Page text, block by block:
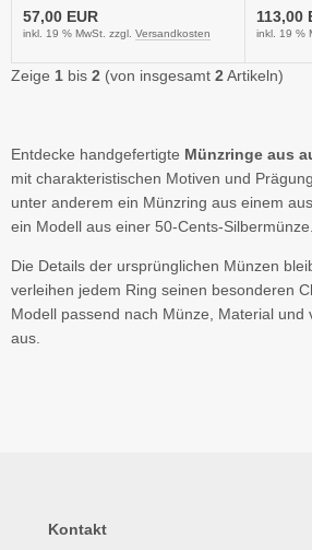
57,00 EUR
inkl. 19 % MwSt. zzgl. Versandkosten
113,00
inkl. 19 %
Zeige 1 bis 2 (von insgesamt 2 Artikeln)
Entdecke handgefertigte Münzringe aus
mit charakteristischen Motiven und
unter anderem ein Münzring aus einem
ein Modell aus einer 50-Cents-Silbermünze.
Die Details der ursprünglichen Münzen
verleihen jedem Ring seinen besonderen
Modell passend nach Münze, Material und
aus.
Kontakt